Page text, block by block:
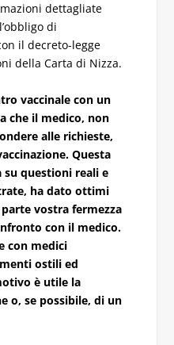
dettagliate
di
il decreto-legge
della Carta di Nizza.
vaccinale con un
che il medico, non
alle richieste,
Questa
su questioni reali e
ha dato ottimi
vostra fermezza
con il medico.
con medici
ostili ed
è utile la
o, se possibile, di un